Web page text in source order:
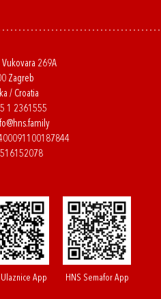
Vukovara 269A
Zagreb
/ Croatia
1 2361555
Ulaznice App HNS Semafor App